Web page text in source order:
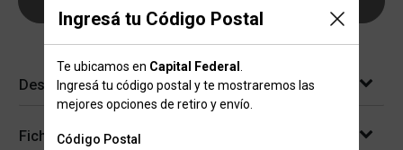
Ingresá tu Código Postal
Te ubicamos en Capital Federal
Ingresá tu código postal y te mostraremos las
mejores opciones de retiro y envío.
Código Postal
Descripción
Ficha técnica